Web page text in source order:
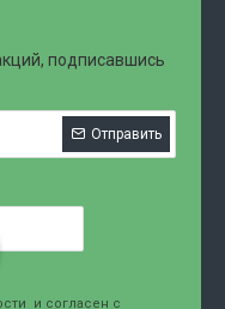
подписавшись
Отправить
и согласен с